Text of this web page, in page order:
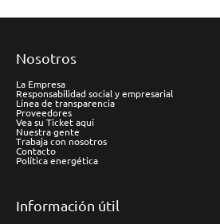
Nosotros
La Empresa
Responsabilidad social y empresarial
Línea de transparencia
Proveedores
Vea su Ticket aquí
Nuestra gente
Trabaja con nosotros
Contacto
Política energética
Información útil